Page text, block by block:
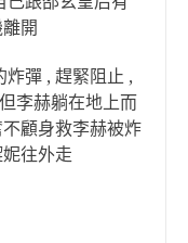
開
彈 , 趕緊阻止 ,
李赫躺在地上而
顧身救李赫被炸
往外走